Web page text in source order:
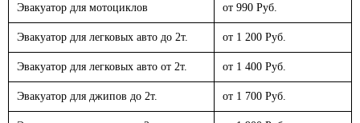
Эвакуатор для мотоциклов от 990 Руб.
Эвакуатор для легковых авто до 2т. от 1 200 Руб.
Эвакуатор для легковых авто от 2т. от 1 400 Руб.
Эвакуатор для джипов до 2т. от 1 700 Руб.